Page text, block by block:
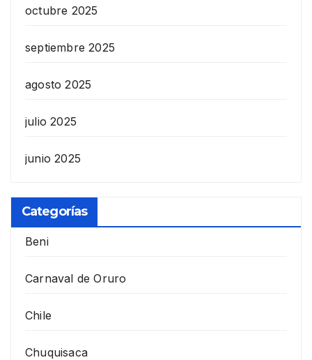
octubre 2025
septiembre 2025
agosto 2025
julio 2025
junio 2025
Categorías
Beni
Carnaval de Oruro
Chile
Chuquisaca